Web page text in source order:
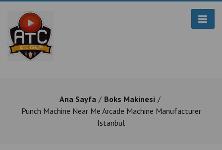
Ana Sayfa
Boks Makinesi
Punch Machine Near Me Arcade Machine Manufacturer
Istanbul